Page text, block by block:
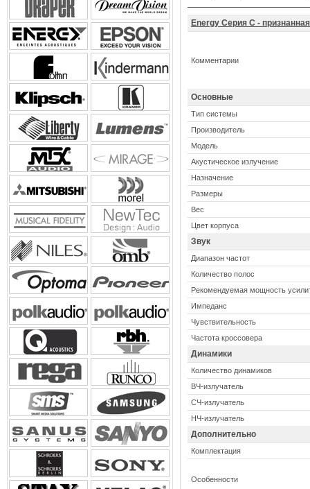
Energy Серия C -
Комментарии
Основные
Тип системы
Производитель
Модель
Акустическое излучение
Назначение
Размеры
Вес
Цвет корпуса
Звук
Диапазон частот
Количество полос
Рекомендуемая мощность
Импеданс
Чувствительность
Частота кроссовера
Динамики
Количество динамиков
ВЧ-излучатель
СЧ-излучатель
НЧ-излучатель
Дополнительно
Комплектация
Особенности